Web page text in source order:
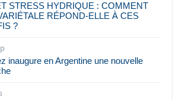
STRESS HYDRIQUE : COMMENT
RÉPOND-ELLE À CES
?
inaugure en Argentine une nouvelle